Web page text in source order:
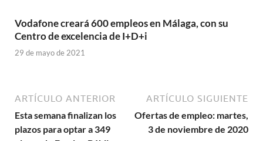
Vodafone creará 600 empleos en Málaga, con su
Centro de excelencia de I+D+i
29 de mayo de 2021
ARTÍCULO ANTERIOR
Esta semana finalizan los
plazos para optar a 349
ARTÍCULO SIGUIENTE
Ofertas de empleo: martes,
3 de noviembre de 2020